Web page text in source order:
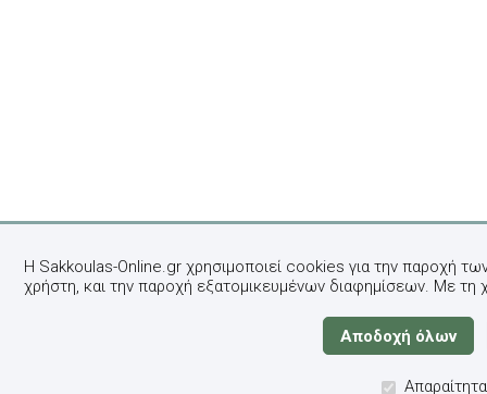
Η Sakkoulas-Online.gr χρησιμοποιεί cookies για την παροχή
χρήστη, και την παροχή εξατομικευμένων διαφημίσεων. Με